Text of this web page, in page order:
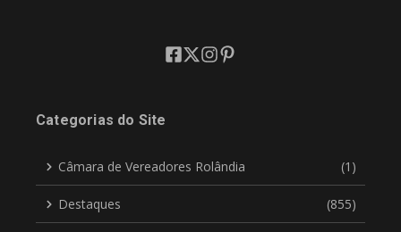
Categorias do Site
Câmara de Vereadores Rolândia (1)
Destaques (855)